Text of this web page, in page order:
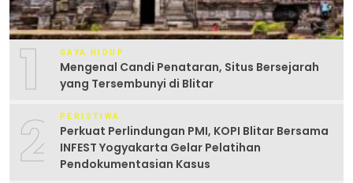
1 GAYA HIDUP
Mengenal Candi Penataran, Situs Bersejarah
yang Tersembunyi di Blitar
2 PERISTIWA
Perkuat Perlindungan PMI, KOPI Blitar Bersama
INFEST Yogyakarta Gelar Pelatihan
Pendokumentasian Kasus